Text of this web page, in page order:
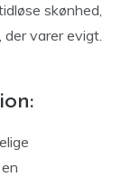
skønhed,
varer evigt.